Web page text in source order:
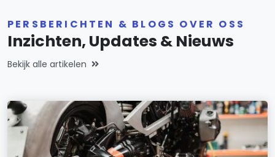
PERSBERICHTEN & BLOGS OVER OSS
Inzichten, Updates & Nieuws
Bekijk alle artikelen